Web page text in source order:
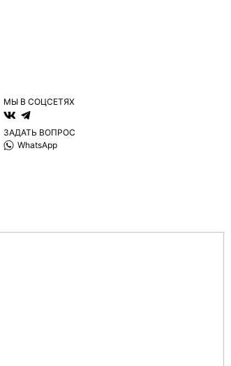
МЫ В СОЦСЕТЯХ
ЗАДАТЬ ВОПРОС
WhatsApp